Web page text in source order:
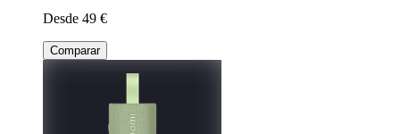
Desde 49 €
Comparar